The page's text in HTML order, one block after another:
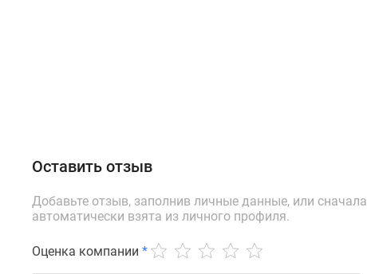
Оставить отзыв
Добавьте отзыв, заполнив личные данные, или сначала
автоматически взята из личного профиля.
Оценка компании *